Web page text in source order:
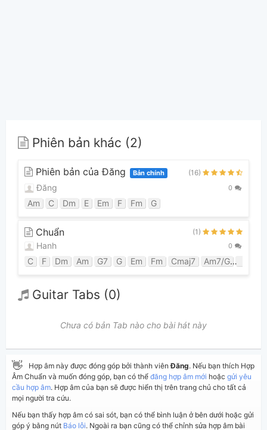
Phiên bản khác (2)
Phiên bản của Đăng Bản chính (16)
Đăng 0
Am C Dm E Em F Fm G
Chuẩn (1)
Hanh 0
C F Dm Am G7 G Em Fm Cmaj7 Am7/G
Guitar Tabs (0)
Chưa có bản Tab nào cho bài hát này
👋 Hợp âm này được đóng góp bởi thành viênĐăng. Nếu bạn thích Hợp
Âm Chuẩn và muốn đóng góp, bạn có thể đăng hợp âm mới hoặc gửi yêu
cầu hợp âm. Hợp âm của bạn sẽ được hiển thị trên trang chủ cho tất cả
mọi người tra cứu.
Nếu bạn thấy hợp âm có sai sót, bạn có thể bình luận ở bên dưới hoặc gửi
góp ý bằng nút Báo lỗi. Ngoài ra bạn cũng có thể chỉnh sửa hợp âm bài